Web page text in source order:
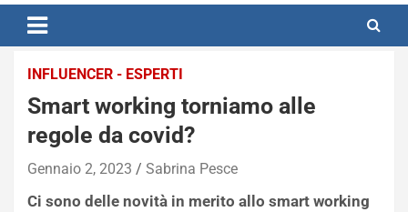
INFLUENCER - ESPERTI
Smart working torniamo alle
regole da covid?
Gennaio 2, 2023 Sabrina Pesce
Ci sono delle novità in merito allo smart working